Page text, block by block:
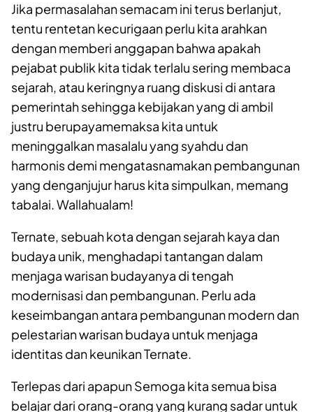
Jika permasalahan semacam ini terus berlanjut,
tentu rentetan kecurigaan perlu kita arahkan
dengan memberi anggapan bahwa apakah
pejabat publik kita tidak terlalu sering membaca
sejarah, atau keringnya ruang diskusi di antara
pemerintah sehingga kebijakan yang di ambil
justru berupayamemaksa kita untuk
meninggalkan masalalu yang syahdu dan
harmonis demi mengatasnamakan pembangunan
yang denganjujur harus kita simpulkan, memang
tabalai.Wallahualam!
Ternate, sebuah kota dengan sejarah kaya dan
budaya unik, menghadapi tantangan dalam
menjaga warisan budayanya di tengah
modernisasi dan pembangunan. Perlu ada
keseimbangan antara pembangunan modern dan
pelestarian warisan budaya untuk menjaga
identitas dan keunikan Ternate.
Terlepas dari apapunSemoga kita semua bisa
belajar dari orang-orang yang kurang sadar untuk